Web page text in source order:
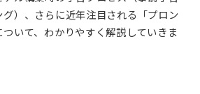
）、さらに近年注目される「プロン
いて、わかりやすく解説していきま